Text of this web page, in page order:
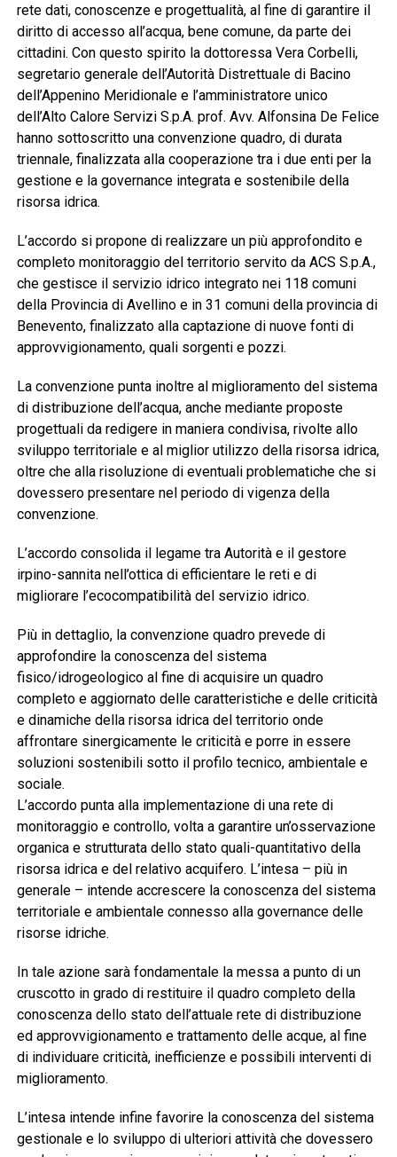
rete dati, conoscenze e progettualità, al fine di garantire il
diritto di accesso all’acqua, bene comune, da parte dei
cittadini. Con questo spirito la dottoressa Vera Corbelli,
segretario generale dell’Autorità Distrettuale di Bacino
dell’Appenino Meridionale e l’amministratore unico
dell’Alto Calore Servizi S.p.A. prof. Avv. Alfonsina De Felice
hanno sottoscritto una convenzione quadro, di durata
triennale, finalizzata alla cooperazione tra i due enti per la
gestione e la governance integrata e sostenibile della
risorsa idrica.
L’accordo si propone di realizzare un più approfondito e
completo monitoraggio del territorio servito da ACS S.p.A.,
che gestisce il servizio idrico integrato nei 118 comuni
della Provincia di Avellino e in 31 comuni della provincia di
Benevento, finalizzato alla captazione di nuove fonti di
approvvigionamento, quali sorgenti e pozzi.
La convenzione punta inoltre al miglioramento del sistema
di distribuzione dell’acqua, anche mediante proposte
progettuali da redigere in maniera condivisa, rivolte allo
sviluppo territoriale e al miglior utilizzo della risorsa idrica,
oltre che alla risoluzione di eventuali problematiche che si
dovessero presentare nel periodo di vigenza della
convenzione.
L’accordo consolida il legame tra Autorità e il gestore
irpino-sannita nell’ottica di efficientare le reti e di
migliorare l’ecocompatibilità del servizio idrico.
Più in dettaglio, la convenzione quadro prevede di
approfondire la conoscenza del sistema
fisico/idrogeologico al fine di acquisire un quadro
completo e aggiornato delle caratteristiche e delle criticità
e dinamiche della risorsa idrica del territorio onde
affrontare sinergicamente le criticità e porre in essere
soluzioni sostenibili sotto il profilo tecnico, ambientale e
sociale.
L’accordo punta alla implementazione di una rete di
monitoraggio e controllo, volta a garantire un’osservazione
organica e strutturata dello stato quali-quantitativo della
risorsa idrica e del relativo acquifero. L’intesa – più in
generale – intende accrescere la conoscenza del sistema
territoriale e ambientale connesso alla governance delle
risorse idriche.
In tale azione sarà fondamentale la messa a punto di un
cruscotto in grado di restituire il quadro completo della
conoscenza dello stato dell’attuale rete di distribuzione
ed approvvigionamento e trattamento delle acque, al fine
di individuare criticità, inefficienze e possibili interventi di
miglioramento.
L’intesa intende infine favorire la conoscenza del sistema
gestionale e lo sviluppo di ulteriori attività che dovessero